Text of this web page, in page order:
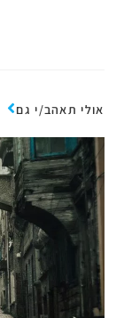
אולי תאהב/י גם